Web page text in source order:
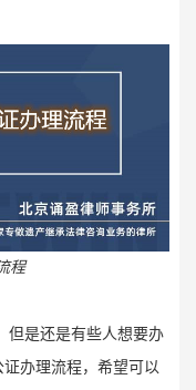
程
还是有些人想要办
办理流程，希望可以